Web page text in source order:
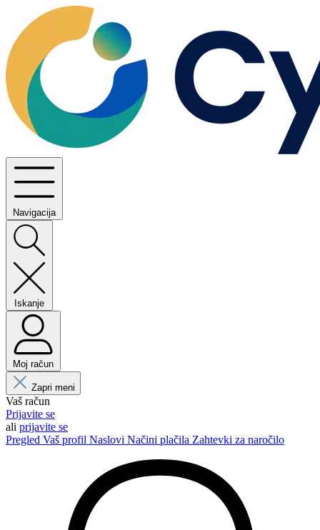
Navigacija
Iskanje
Moj račun
Zapri meni
Vaš račun
Prijavite se
ali prijavite se
Pregled Vaš profil Naslovi Načini plačila Zahtevki za naročilo